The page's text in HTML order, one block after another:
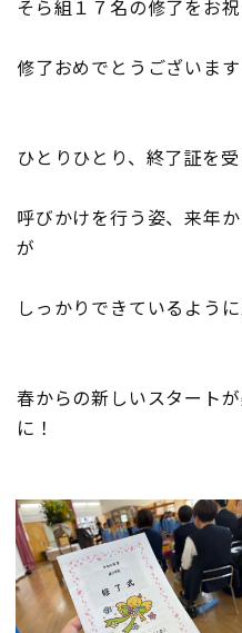
そら組１７名の修了をお祝
修了おめでとうございます
ひとりひとり、終了証を
呼びかけを行う姿、来年
が
しっかりできているように
春からの新しいスタート
に！